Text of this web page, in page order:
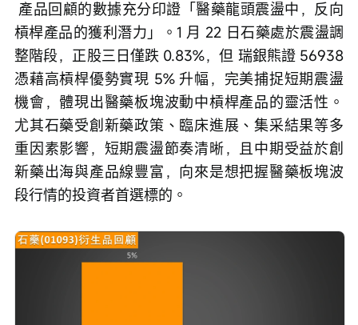
槓桿產品的獲利潛力」。1 月 22 日石藥處於震盪調
整階段，正股三日僅跌 0.83%，但 瑞銀熊證 56938
憑藉高槓桿優勢實現 5% 升幅，完美捕捉短期震盪
機會，體現出醫藥板塊波動中槓桿產品的靈活性。
尤其石藥受創新藥政策、臨床進展、集采結果等多
重因素影響，短期震盪節奏清晰，且中期受益於創
新藥出海與產品線豐富，向來是想把握醫藥板塊波
段行情的投資者首選標的。